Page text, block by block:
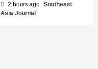
2 hours ago Southeast
Asia Journal